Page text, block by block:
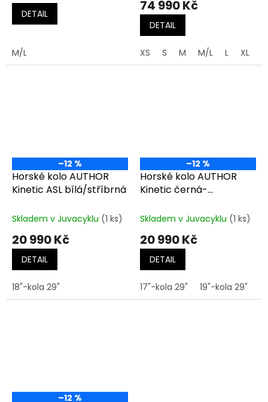
DETAIL
M/L
74 990 Kč
DETAIL
XS S M M/L L XL
–12 %
Horské kolo AUTHOR
Kinetic ASL bílá/stříbrná
Skladem v Juvacyklu (1 ks)
20 990 Kč
DETAIL
18"-kola 29"
–12 %
Horské kolo AUTHOR
Kinetic černá-
Skladem v Juvacyklu (1 ks)
20 990 Kč
DETAIL
17"-kola 29" 19"-kola 29"
–12 %